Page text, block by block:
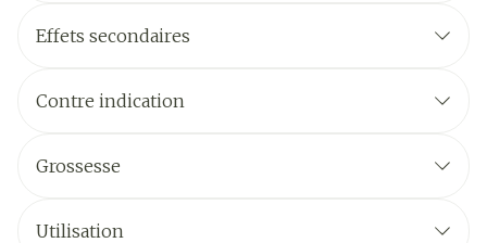
Effets secondaires
Contre indication
Grossesse
Utilisation